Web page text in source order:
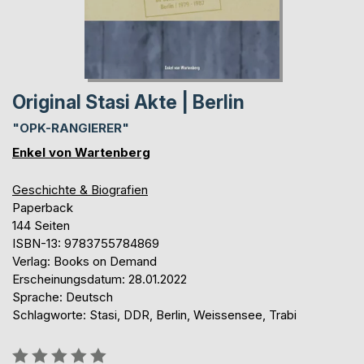
Original Stasi Akte | Berlin
"OPK-RANGIERER"
Enkel von Wartenberg
Geschichte & Biografien
Paperback
144 Seiten
ISBN-13: 9783755784869
Verlag: Books on Demand
Erscheinungsdatum: 28.01.2022
Sprache: Deutsch
Schlagworte: Stasi, DDR, Berlin, Weissensee, Trabi
Bewertung::